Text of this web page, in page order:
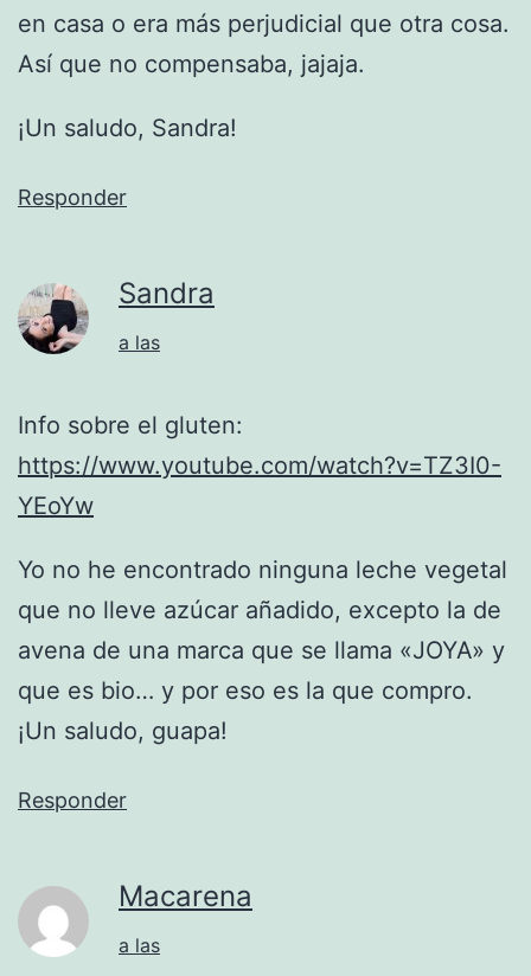
en casa o era más perjudicial que otra cosa.
Así que no compensaba, jajaja.
¡Un saludo, Sandra!
Responder
Sandra
a las
Info sobre el gluten:
https://www.youtube.com/watch?v=TZ3I0-
YEoYw
Yo no he encontrado ninguna leche vegetal
que no lleve azúcar añadido, excepto la de
avena de una marca que se llama «JOYA» y
que es bio… y por eso es la que compro.
¡Un saludo, guapa!
Responder
Macarena
a las